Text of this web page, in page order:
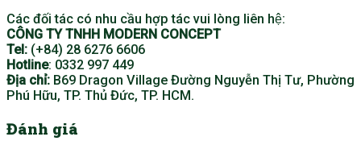
Các đối tác có nhu cầu hợp tác vui lòng liên hệ:
CÔNG TY TNHH MODERN CONCEPT
Tel: (+84) 28 6276 6606
Hotline: 0332 997 449
Địa chỉ: B69 Dragon Village Đường Nguyễn Thị Tư, Phường
Phú Hữu, TP. Thủ Đức, TP. HCM.
Đánh giá